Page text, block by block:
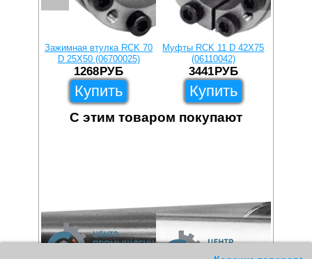
Зажимная втулка RCK 70
D 25X50 (06700025)
1268 РУБ
Купить
Муфты RCK 11 D 42X75
(06110042)
3441 РУБ
Купить
С этим товаром покупают